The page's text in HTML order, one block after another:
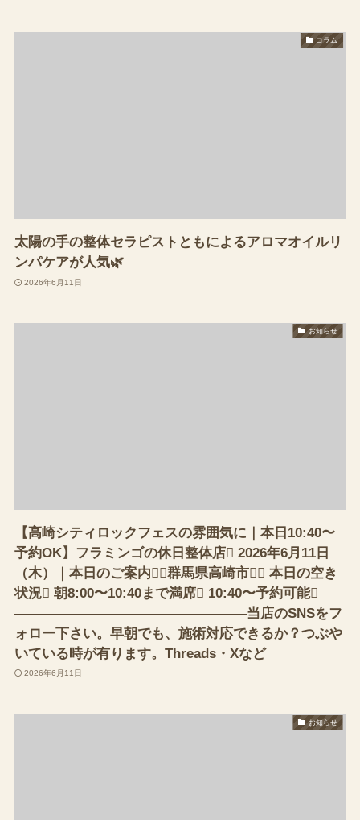
コラム
太陽の手の整体セラピストともによるアロマオイルリ
ンパケアが人気🌿
2026年6月11日
お知らせ
【高崎シティロックフェスの雰囲気に｜本日10:40〜
予約OK】フラミンゴの休日整体店 2026年6月11日
（木）｜本日のご案内（群馬県高崎市） 本日の空き
状況 朝8:00〜10:40まで満席 10:40〜予約可能
—————————————————当店のSNSをフ
ォロー下さい。早朝でも、施術対応できるか？つぶや
いている時が有ります。Threads・Xなど
2026年6月11日
お知らせ